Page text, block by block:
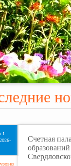
1
Счетная